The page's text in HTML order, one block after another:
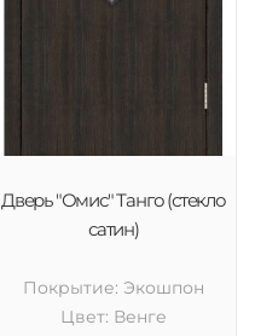
Дверь "Омис" Танго (стекло
сатин)
Покрытие: Экошпон
Цвет: Венге